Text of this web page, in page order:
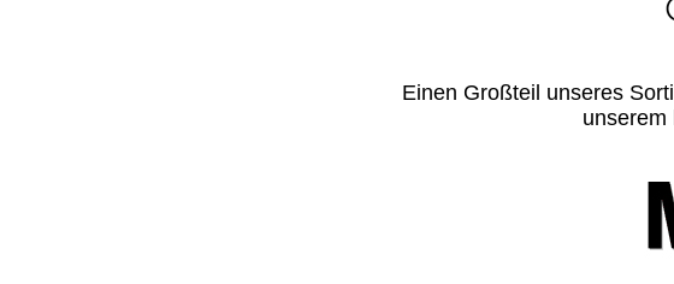
Einen Großteil unseres
unserem